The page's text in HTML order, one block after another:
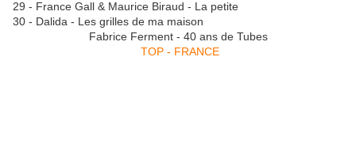
29 - France Gall & Maurice Biraud - La petite
30 - Dalida - Les grilles de ma maison
Fabrice Ferment - 40 ans de Tubes
TOP - FRANCE